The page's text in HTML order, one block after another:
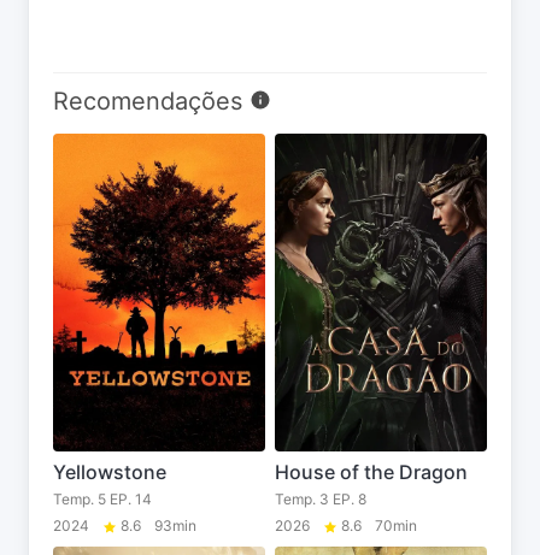
Recomendações
Yellowstone
Temp. 5 EP. 14
2024
8.6 93min
House of the Dragon
Temp. 3 EP. 8
2026
8.6 70min